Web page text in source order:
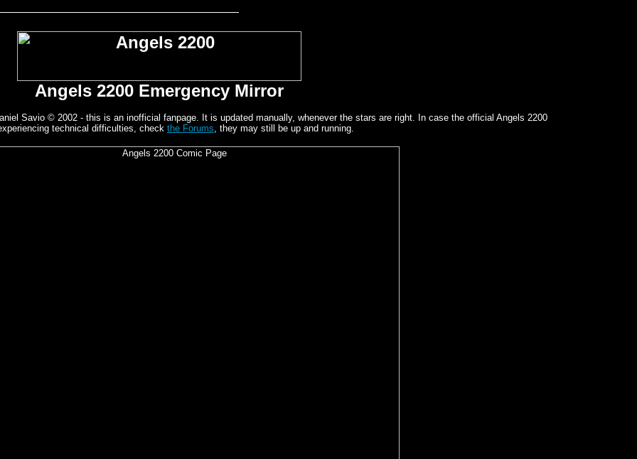
Angels 2200 Emergency Mirror
Savio © 2002 - this is an inofficial fanpage. It is updated manually, whenever the stars are right. In case the official Angels 2200
technical difficulties, check the Forums, they may still be up and running.